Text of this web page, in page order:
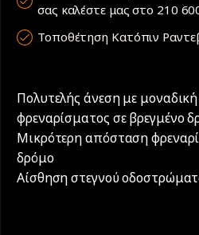
σας καλέστε μας στο 210
Τοποθέτηση Κατόπιν
Πολυτελής άνεση με
φρεναρίσματος σε βρεγμένο
Μικρότερη απόσταση
δρόμο
Αίσθηση στεγνού